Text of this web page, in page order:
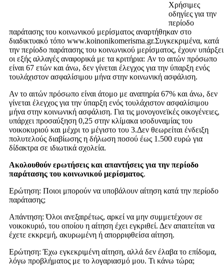
Χρήσιμες
οδηγίες για την
περίοδο
παράτασης του κοινωνικού μερίσματος αναρτήθηκαν στο
διαδικτυακό τόπο www.koinonikomerisma.gr.Συγκεκριμένα, κατά
την περίοδο παράτασης του κοινωνικού μερίσματος, έχουν υπάρξει
οι εξής αλλαγές αναφορικά με τα κριτήρια: Αν το αιτών πρόσωπο
είναι 67 ετών και άνω, δεν γίνεται έλεγχος για την ύπαρξη ενός
τουλάχιστον ασφαλίσιμου μήνα στην κοινωνική ασφάλιση.
Αν το αιτών πρόσωπο είναι άτομο με αναπηρία 67% και άνω, δεν
γίνεται έλεγχος για την ύπαρξη ενός τουλάχιστον ασφαλίσιμου
μήνα στην κοινωνική ασφάλιση. Για τις μονογονεϊκές οικογένειες,
υπάρχει προσαύξηση 0,25 στην κλίμακα ισοδυναμίας του
νοικοκυριού και μέχρι το μέγιστο του 3.Δεν θεωρείται ένδειξη
πολυτελούς διαβίωσης η δήλωση ποσού έως 1.500 ευρώ για
δίδακτρα σε ιδιωτικά σχολεία.
Ακολουθούν ερωτήσεις και απαντήσεις για την περίοδο
παράτασης του κοινωνικού μερίσματος.
Ερώτηση: Ποιοι μπορούν να υποβάλουν αίτηση κατά την περίοδο
παράτασης;
Απάντηση: Όλοι ανεξαιρέτως, αρκεί να μην συμμετέχουν σε
νοικοκυριό, του οποίου η αίτηση έχει εγκριθεί. Δεν απαιτείται να
έχετε εκκρεμή, ακυρωμένη ή απορριφθείσα αίτηση.
Ερώτηση: Έχω εγκεκριμένη αίτηση, αλλά δεν έλαβα το επίδομα,
λόγω προβλήματος με το λογαριασμό μου. Τι κάνω τώρα;